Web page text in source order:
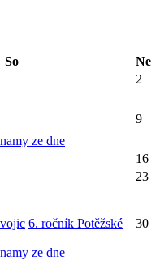
So
Ne
2
ze dne
9
16
23
6. ročník Potěžské
ze dne
30